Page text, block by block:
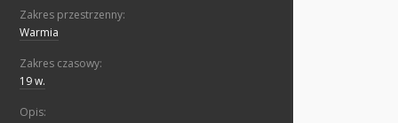
Zakres przestrzenny:
Warmia
Zakres czasowy:
19 w.
Opis: